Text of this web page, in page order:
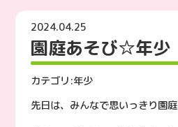
2024.04.25
園庭あそび☆年少
カテゴリ:年少
先日は、みんなで思いっきり園